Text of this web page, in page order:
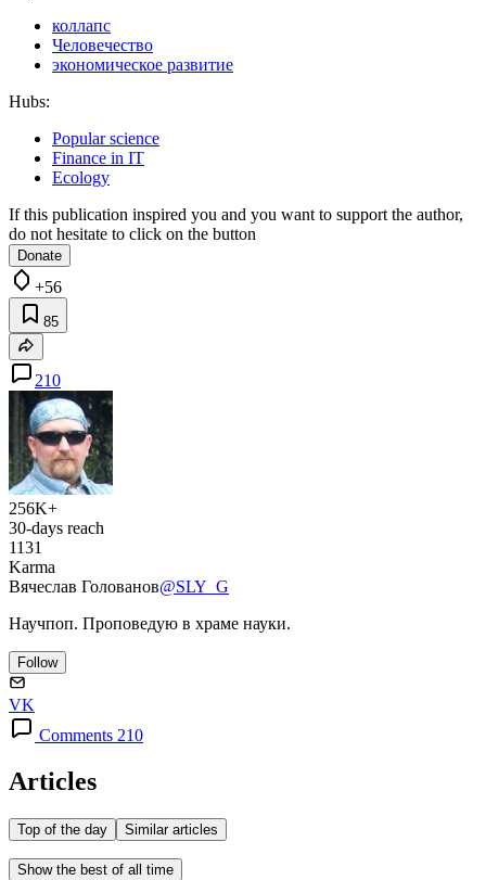
коллапс
Человечество
экономическое развитие
Hubs:
Popular science
Finance in IT
Ecology
If this publication inspired you and you want to support the author,
do not hesitate to click on the button
Donate
+56
85
210
256K+
30-days reach
1131
Karma
Вячеслав Голованов@SLY_G
Научпоп. Проповедую в храме науки.
Follow
VK
Comments 210
Articles
Top of the day Similar articles
Show the best of all time